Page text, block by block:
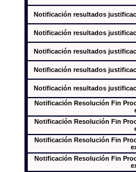
Notificación resultados
Notificación resultados
Notificación resultados
Notificación resultados
Notificación resultados
Notificación Resolución Fin
Notificación Resolución Fin
Notificación Resolución Fin
Notificación Resolución Fin